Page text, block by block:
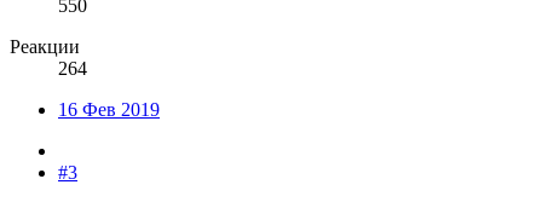
550
Реакции
264
16 Фев 2019
#3